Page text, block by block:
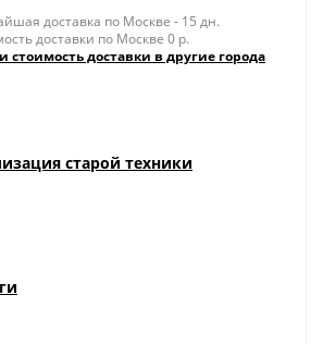
доставка по Москве - 15 дн.
доставки по Москве 0 р.
стоимость доставки в другие города
старой техники